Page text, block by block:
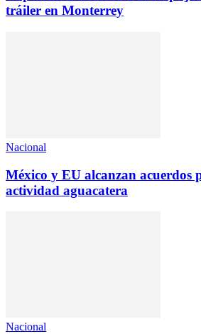
tráiler en Monterrey
Nacional
México y EU alcanzan acuerdos
actividad aguacatera
Nacional